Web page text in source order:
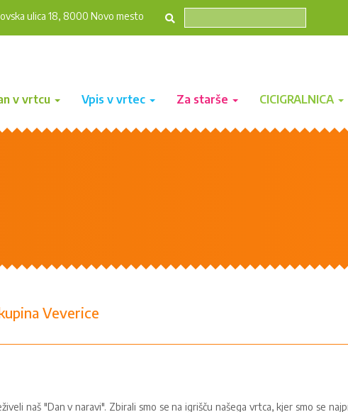
ulica 18, 8000 Novo mesto
v vrtcu Vpis v vrtec Za starše CICIGRALNICA
Veverice
naš "Dan v naravi". Zbirali smo se na igrišču našega vrtca, kjer smo se